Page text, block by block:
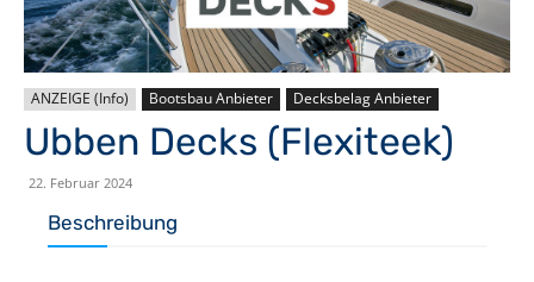
ANZEIGE (Info) Bootsbau Anbieter Decksbelag Anbieter
Ubben Decks (Flexiteek)
22. Februar 2024
Beschreibung